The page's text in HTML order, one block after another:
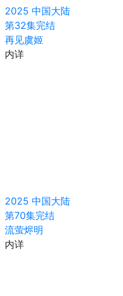
2025 中国大陆
第32集完结
再见虞姬
内详
2025 中国大陆
第70集完结
流萤烬明
内详